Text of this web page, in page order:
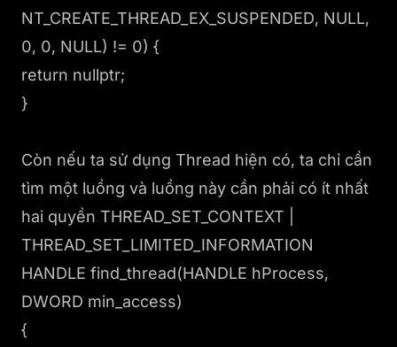
NT_CREATE_THREAD_EX_SUSPENDED, NULL,
0, 0, NULL) != 0) {
return nullptr;
}
Còn nếu ta sử dụng Thread hiện có, ta chỉ cần
tìm một luồng và luồng này cần phải có ít nhất
hai quyền THREAD_SET_CONTEXT |
THREAD_SET_LIMITED_INFORMATION
HANDLE find_thread(HANDLE hProcess,
DWORD min_access)
{